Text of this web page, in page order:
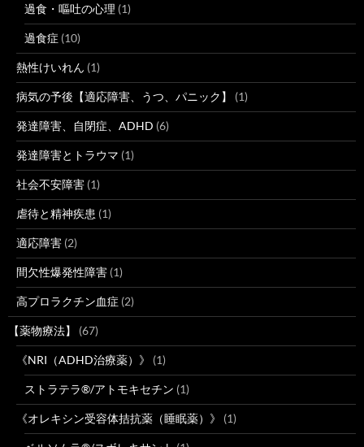
過食・嘔吐の心理 (1)
過食症 (10)
熱性けいれん (1)
病気の予後【適応障害、うつ、パニック】 (1)
発達障害、自閉症、ADHD (6)
発達障害とトラウマ (1)
社会不安障害 (1)
虐待と精神疾患 (1)
適応障害 (2)
間欠性爆発性障害 (1)
高プロラクチン血症 (2)
【薬物療法】 (67)
《NRI（ADHD治療薬）》 (1)
ストラテラ®/アトモキセチン (1)
《オレキシン受容体拮抗薬（睡眠薬）》 (1)